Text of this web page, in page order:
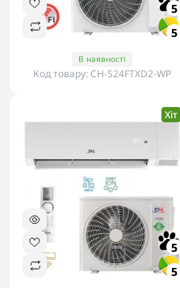
5
5
В наявності
Код товару: CH-S24FTXD2-WP
Хіт
5
5